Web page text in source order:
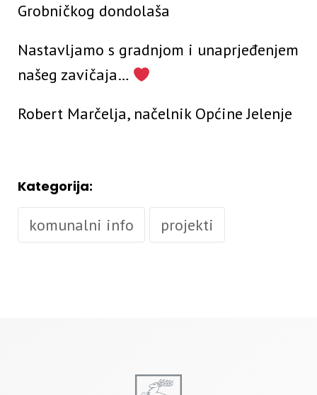
Grobničkog dondolaša
Nastavljamo s gradnjom i unaprjeđenjem
našeg zavičaja…
Robert Marčelja, načelnik Općine Jelenje
Kategorija:
komunalni info projekti